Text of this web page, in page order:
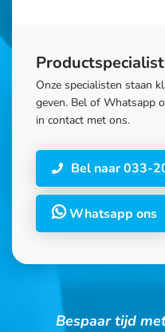
Onze specialisten staan
geven. Bel of Whatsapp
in contact met ons.
Bel naar 033-
Whatsapp ons
Bespaar tijd